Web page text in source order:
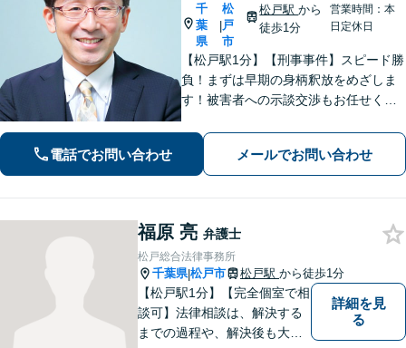
千
葉
県
|
松
戸
市
松戸駅から
徒歩1分
営業時間：本
日定休日
【松戸駅1分】【刑事事件】スピード勝
負！まずは早期の身柄釈放をめざしま
す！被害者への示談交渉もお任せくだ
も」で悩んでいませんか？証拠の集め
方や交渉の進め方には自信がありま
す。調停もお任せください。
電話でお問い合わせ メールでお問い合わせ
福原 亮 弁護士
松戸総合法律事務所
千葉県|松戸市 松戸駅 から徒歩1分
【松戸駅1分】【完全個室で相
談可】法律相談は、解決する
までの過程や、解決後も大切
詳細を見
る